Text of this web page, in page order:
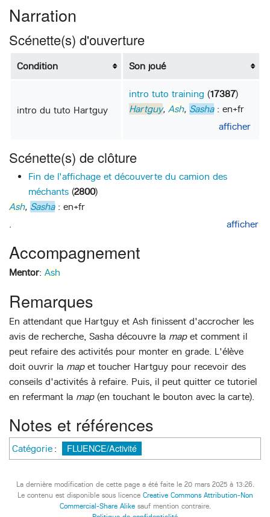
Narration
Scénette(s) d'ouverture
Condition Son joué
intro du tuto Hartguy
intro tuto training (17387)
Hartguy, Ash, Sasha: en+fr
afficher
Scénette(s) de clôture
Fin de l'affichage et découverte du camion des
méchants (2800)
Ash, Sasha: en+fr
afficher
.
Accompagnement
Mentor: Ash
Remarques
En attendant que Hartguy et Ash finissent d'accrocher les
avis de recherche, Sasha découvre la mapet comment il
peut refaire des activités pour monter en grade. L'élève
doit ouvrir la mapet toucher Hartguy pour recevoir des
conseils d'activités à refaire. Puis, il peut quitter ce tutoriel
en refermant la map(en touchant le bouton avec la carte).
Notes et références
Catégorie : FLUENCE/Activité
La dernière modification de cette page a été faite le 20 mars 2025 à 13:26.
Le contenu est disponible sous licence Creative Commons Attribution-Non
Commercial-Share Alikesauf mention contraire.